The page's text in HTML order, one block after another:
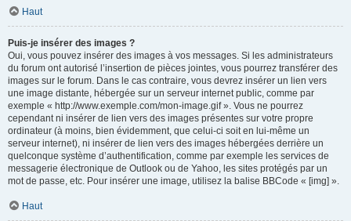
Haut
Puis-je insérer des images ?
Oui, vous pouvez insérer des images à vos messages. Si les administrateurs
du forum ont autorisé l’insertion de pièces jointes, vous pourrez transférer des
images sur le forum. Dans le cas contraire, vous devrez insérer un lien vers
une image distante, hébergée sur un serveur internet public, comme par
exemple « http://www.exemple.com/mon-image.gif ». Vous ne pourrez
cependant ni insérer de lien vers des images présentes sur votre propre
ordinateur (à moins, bien évidemment, que celui-ci soit en lui-même un
serveur internet), ni insérer de lien vers des images hébergées derrière un
quelconque système d’authentification, comme par exemple les services de
messagerie électronique de Outlook ou de Yahoo, les sites protégés par un
mot de passe, etc. Pour insérer une image, utilisez la balise BBCode « [img] ».
Haut